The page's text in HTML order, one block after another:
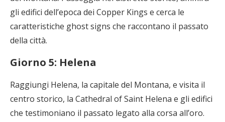
gli edifici dell’epoca dei Copper Kings e cerca le
caratteristiche ghost signs che raccontano il passato
della città.
Giorno 5: Helena
Raggiungi Helena, la capitale del Montana, e visita il
centro storico, la Cathedral of Saint Helena e gli edifici
che testimoniano il passato legato alla corsa all’oro.